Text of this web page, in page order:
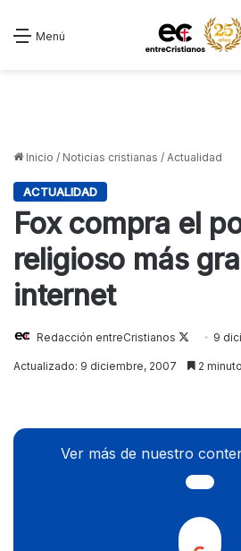
Menú
Inicio / Noticias cristianas / Actualidad
ACTUALIDAD
Fox compra el
religioso más
internet
Redacción entreCristianos
Follow
on
9
Actualizado: 9 diciembre, 2007 2
Ver más de nuestro